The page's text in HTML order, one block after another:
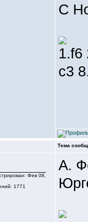
С
1.f6
c3
Тема
Фев 08,
1771
А.